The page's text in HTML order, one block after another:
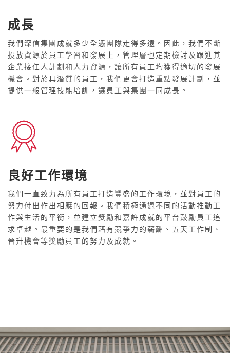
成長
我們深信集團成就多少全憑團隊走得多遠。因此，我們不斷
投放資源於員工學習和發展上，管理層也定期檢討及跟進其
企業接任人計劃和人力資源，讓所有員工均獲得適切的發展
機會。對於具潛質的員工，我們更會打造重點發展計劃，並
提供一般管理技能培訓，讓員工與集團一同成長。
良好工作環境
我們一直致力為所有員工打造豐盛的工作環境，並對員工的
努力付出作出相應的回報。我們積極通過不同的活動推動工
作與生活的平衡，並建立獎勵和嘉許成就的平台鼓勵員工追
求卓越。最重要的是我們藉有競爭力的薪酬、五天工作制、
晉升機會等獎勵員工的努力及成就。